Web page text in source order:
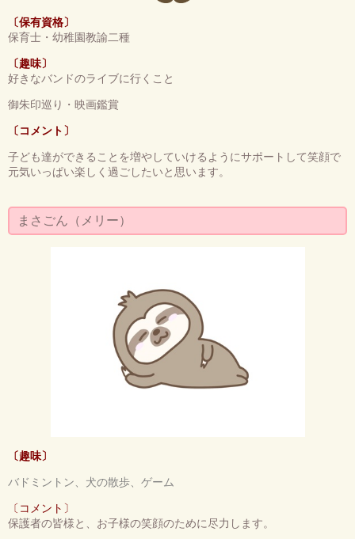
〔保有資格〕
保育士・幼稚園教諭二種
〔趣味〕
好きなバンドのライブに行くこと
御朱印巡り・映画鑑賞
〔コメント〕
子ども達ができることを増やしていけるようにサポートして笑顔で
元気いっぱい楽しく過ごしたいと思います。
まさごん（メリー）
〔趣味〕
バドミントン、犬の散歩、ゲーム
〔コメント〕
保護者の皆様と、お子様の笑顔のために尽力します。